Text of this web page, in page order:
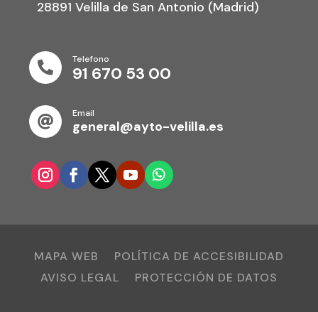
28891 Velilla de San Antonio (Madrid)

Telefono
91 670 53 00

Email
general@ayto-velilla.es
MAPA WEB
POLÍTICA DE ACCESIBILIDAD
AVISO LEGAL
PROTECCIÓN DE DATOS